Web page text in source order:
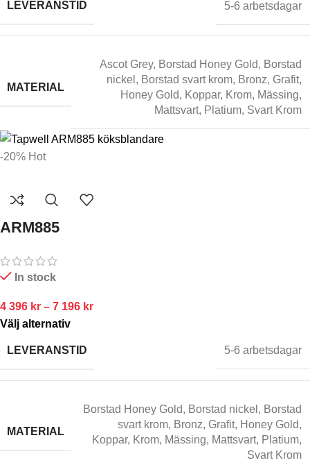
LEVERANSTID 5-6 arbetsdagar
MATERIAL
Ascot Grey, Borstad Honey Gold, Borstad
nickel , Borstad svart krom, Bronz, Grafit,
Honey Gold, Koppar, Krom, Mässing,
Mattsvart, Platium, Svart Krom
-20% Hot
ARM885
In stock
4 396 kr – 7 196 kr
Välj alternativ
LEVERANSTID 5-6 arbetsdagar
MATERIAL
Borstad Honey Gold, Borstad nickel , Borstad
svart krom, Bronz, Grafit, Honey Gold,
Koppar, Krom, Mässing, Mattsvart, Platium,
Svart Krom